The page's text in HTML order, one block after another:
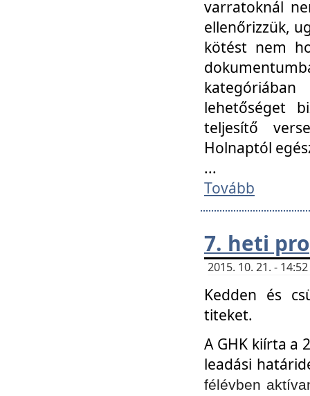
varratoknál
ellenőrizzük,
kötést nem
lehetőséget
teljesítő
Holnaptól
...
Tovább
7. heti
2015. 10. 21. -
Kedden és
titeket.
A GHK kiírta a
leadási
félévben